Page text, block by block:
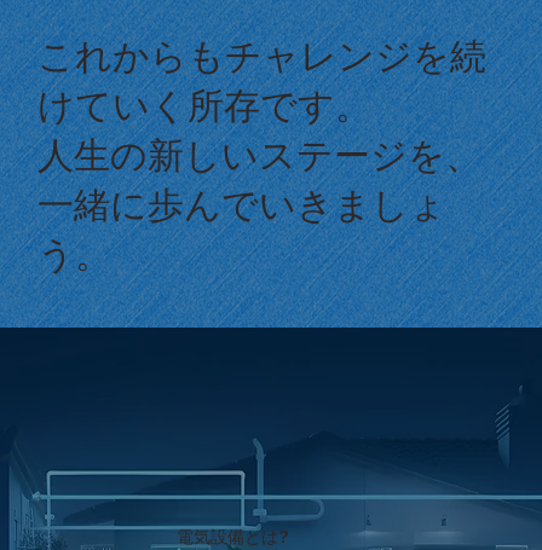
これからもチャレンジを続
けていく所存です。
人生の新しいステージを、
一緒に歩んでいきましょ
う。
電気設備とは?